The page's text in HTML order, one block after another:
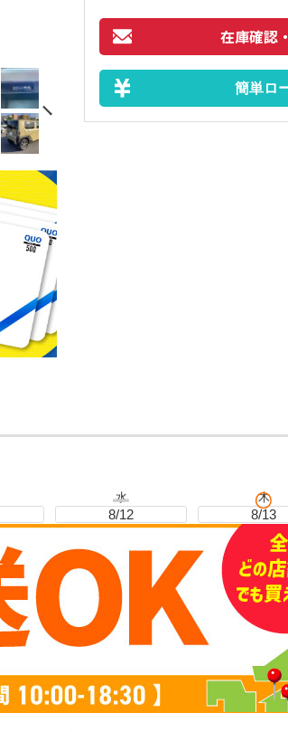
す！！ 在庫に無いお車もお探しし
在庫確認
簡単ロ
水
8/12
木
8/13